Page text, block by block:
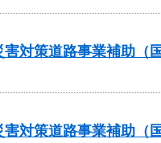
対策道路事業補助（
対策道路事業補助（